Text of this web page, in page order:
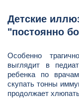
Детские
"постоянно
Особенно
выглядит в
ребенка по
скупать тонны
продолжает